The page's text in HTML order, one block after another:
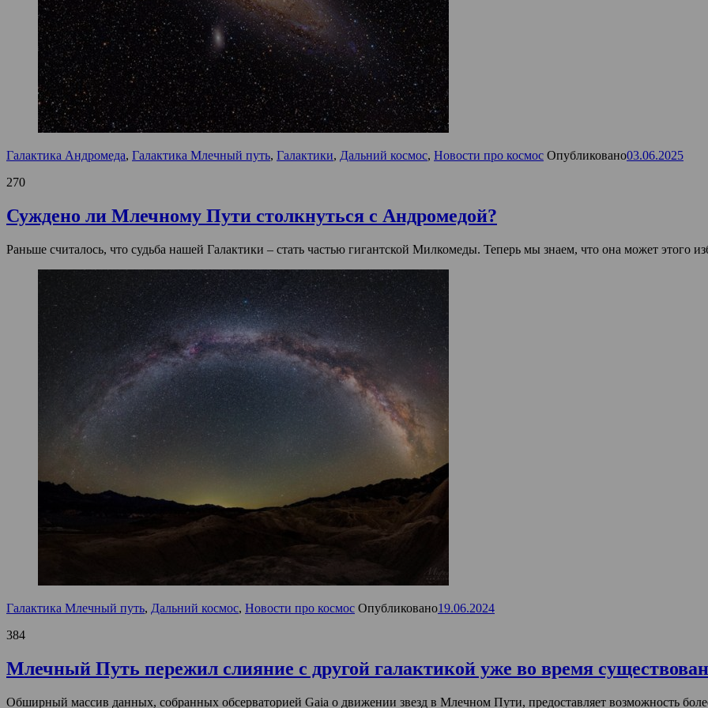
Галактика Андромеда, Галактика Млечный путь, Галактики, Дальний космос, Новости про космос Опубликовано03.06.2025
270
Суждено ли Млечному Пути столкнуться с Андромедой?
Раньше считалось, что судьба нашей Галактики – стать частью гигантской Милкомеды. Теперь мы знаем, что она может этого
Галактика Млечный путь, Дальний космос, Новости про космос Опубликовано19.06.2024
384
Млечный Путь пережил слияние с другой галактикой уже во время
Обширный массив данных, собранных обсерваторией Gaia о движении звезд в Млечном Пути, предоставляет возможность